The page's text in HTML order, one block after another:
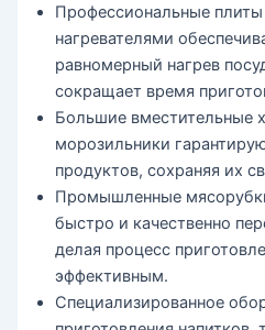
Профессиональные
нагревателями
равномерный нагрев
сокращает время
Большие вместительные
морозильники
продуктов, сохраняя их
Промышленные
быстро и качественно
делая процесс
эффективным.
Специализированное